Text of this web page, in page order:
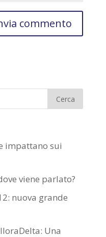
impattano sui
viene parlato?
nuova grande
Una